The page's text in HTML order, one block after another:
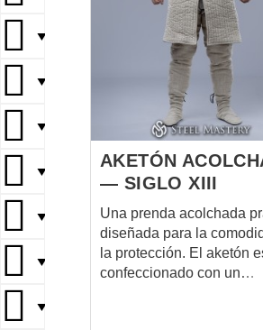
▼
▼
▼
▼
▼
▼
▼
AKETÓN
— SIGLO XIII
Una prenda acolchada
diseñada para la
la protección. El aketón
confeccionado con un